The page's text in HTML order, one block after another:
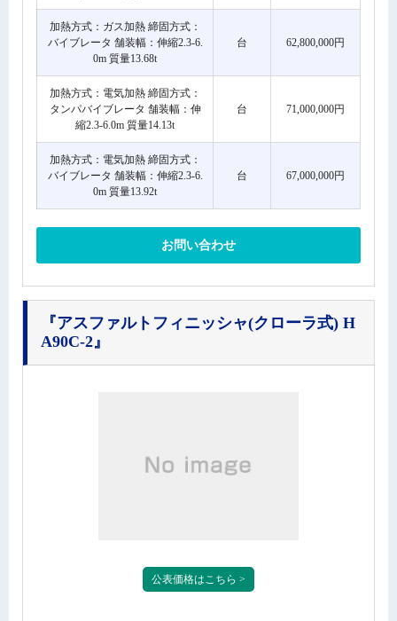
加熱方式：ガス加熱 締固方式：
バイブレータ 舗装幅：伸縮2.3-6.
0m 質量13.68t
台 62,800,000円
加熱方式：電気加熱 締固方式：
タンパバイブレータ 舗装幅：伸
縮2.3-6.0m 質量14.13t
台 71,000,000円
加熱方式：電気加熱 締固方式：
バイブレータ 舗装幅：伸縮2.3-6.
0m 質量13.92t
台 67,000,000円
お問い合わせ
『アスファルトフィニッシャ(クローラ式) H
A90C-2』
公表価格はこちら >